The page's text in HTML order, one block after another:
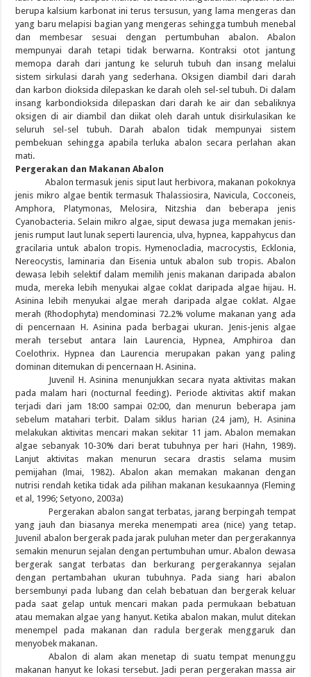
berupa kalsium karbonat ini terus tersusun, yang lama mengeras dan
yang baru melapisi bagian yang mengeras sehingga tumbuh menebal
dan membesar sesuai dengan pertumbuhan abalon. Abalon
mempunyai darah tetapi tidak berwarna. Kontraksi otot jantung
memopa darah dari jantung ke seluruh tubuh dan insang melalui
sistem sirkulasi darah yang sederhana. Oksigen diambil dari darah
dan karbon dioksida dilepaskan ke darah oleh sel-sel tubuh. Di dalam
insang karbondioksida dilepaskan dari darah ke air dan sebaliknya
oksigen di air diambil dan diikat oleh darah untuk disirkulasikan ke
seluruh sel-sel tubuh. Darah abalon tidak mempunyai sistem
pembekuan sehingga apabila terluka abalon secara perlahan akan
mati.
Pergerakan dan Makanan Abalon
Abalon termasuk jenis siput laut herbivora, makanan pokoknya
jenis mikro algae bentik termasuk Thalassiosira, Navicula, Cocconeis,
Amphora, Platymonas, Melosira, Nitzshia dan beberapa jenis
Cyanobacteria. Selain mikro algae, siput dewasa juga memakan jenis-
jenis rumput laut lunak seperti laurencia, ulva, hypnea, kappahycus dan
gracilaria untuk abalon tropis. Hymenocladia, macrocystis, Ecklonia,
Nereocystis, laminaria dan Eisenia untuk abalon sub tropis. Abalon
dewasa lebih selektif dalam memilih jenis makanan daripada abalon
muda, mereka lebih menyukai algae coklat daripada algae hijau. H.
Asinina lebih menyukai algae merah daripada algae coklat. Algae
merah (Rhodophyta) mendominasi 72.2% volume makanan yang ada
di pencernaan H. Asinina pada berbagai ukuran. Jenis-jenis algae
merah tersebut antara lain Laurencia, Hypnea, Amphiroa dan
Coelothrix. Hypnea dan Laurencia merupakan pakan yang paling
dominan ditemukan di pencernaan H. Asinina.
Juvenil H. Asinina menunjukkan secara nyata aktivitas makan
pada malam hari (nocturnal feeding). Periode aktivitas aktif makan
terjadi dari jam 18:00 sampai 02:00, dan menurun beberapa jam
sebelum matahari terbit. Dalam siklus harian (24 jam), H. Asinina
melakukan aktivitas mencari makan sekitar 11 jam. Abalon memakan
algae sebanyak 10-30% dari berat tubuhnya per hari (Hahn, 1989).
Lanjut aktivitas makan menurun secara drastis selama musim
pemijahan (lmai, 1982). Abalon akan memakan makanan dengan
nutrisi rendah ketika tidak ada pilihan makanan kesukaannya (Fleming
et al, 1996; Setyono, 2003a)
Pergerakan abalon sangat terbatas, jarang berpingah tempat
yang jauh dan biasanya mereka menempati area (nice) yang tetap.
Juvenil abalon bergerak pada jarak puluhan meter dan pergerakannya
semakin menurun sejalan dengan pertumbuhan umur. Abalon dewasa
bergerak sangat terbatas dan berkurang pergerakannya sejalan
dengan pertambahan ukuran tubuhnya. Pada siang hari abalon
bersembunyi pada lubang dan celah bebatuan dan bergerak keluar
pada saat gelap untuk mencari makan pada permukaan bebatuan
atau memakan algae yang hanyut. Ketika abalon makan, mulut ditekan
menempel pada makanan dan radula bergerak menggaruk dan
menyobek makanan.
Abalon di alam akan menetap di suatu tempat menunggu
makanan hanyut ke lokasi tersebut. Jadi peran pergerakan massa air